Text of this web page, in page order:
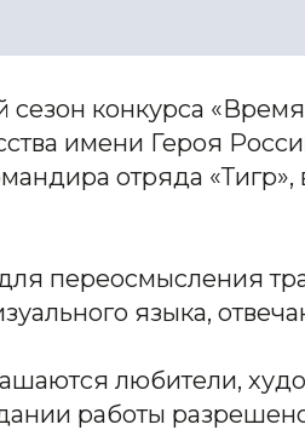
сезон конкурса
имени Героя
отряда
переосмысления
языка,
любители,
работы